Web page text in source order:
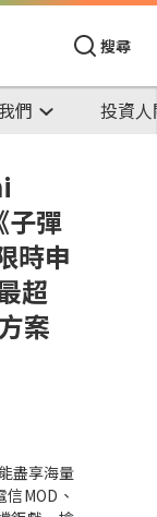
搜尋
們 投資
子彈
時申
超
案
盡享海量
MOD、